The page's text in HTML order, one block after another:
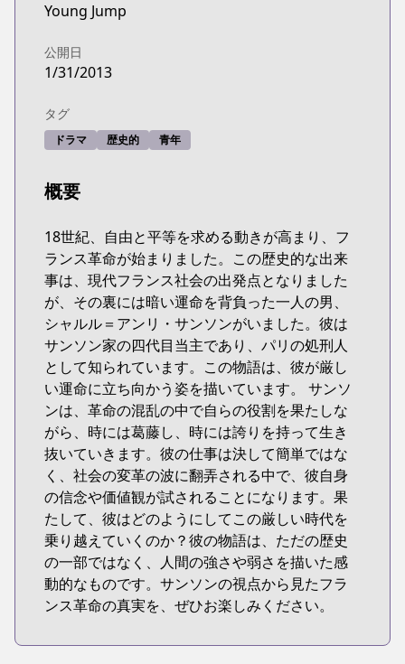
Young Jump
公開日
1/31/2013
タグ
ドラマ 歴史的 青年
概要
18世紀、自由と平等を求める動きが高まり、フ
ランス革命が始まりました。この歴史的な出来
事は、現代フランス社会の出発点となりました
が、その裏には暗い運命を背負った一人の男、
シャルル＝アンリ・サンソンがいました。彼は
サンソン家の四代目当主であり、パリの処刑人
として知られています。この物語は、彼が厳し
い運命に立ち向かう姿を描いています。 サンソ
ンは、革命の混乱の中で自らの役割を果たしな
がら、時には葛藤し、時には誇りを持って生き
抜いていきます。彼の仕事は決して簡単ではな
く、社会の変革の波に翻弄される中で、彼自身
の信念や価値観が試されることになります。果
たして、彼はどのようにしてこの厳しい時代を
乗り越えていくのか？彼の物語は、ただの歴史
の一部ではなく、人間の強さや弱さを描いた感
動的なものです。サンソンの視点から見たフラ
ンス革命の真実を、ぜひお楽しみください。